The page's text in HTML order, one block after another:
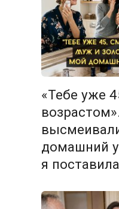
«Тебе уже
домашний
я